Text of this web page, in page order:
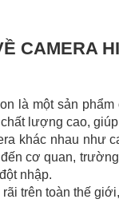
CAMERA
là một sản
lượng cao,
khác nhau như
cơ quan,
nhập.
trên toàn thế